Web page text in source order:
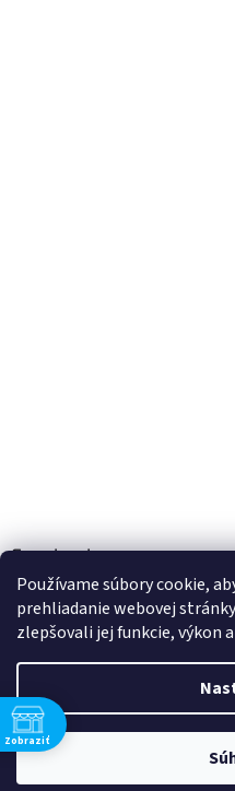
Používame súbory cookie,
prehliadanie webovej
zlepšovali jej funkcie, výkon
Facebook
Copyright 2026TOBEL s.r.o.
Zobraziť